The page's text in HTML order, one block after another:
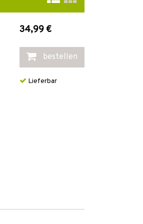
34,99 €
bestellen
Lieferbar